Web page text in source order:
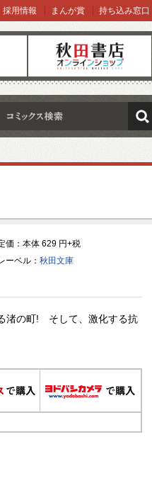
オンラインショップ
採用情報 まんが賞 持ち込み窓口
検索
価：本体 629 円+税
ーベル： 秋田文庫
渚の町! そして、激化する抗